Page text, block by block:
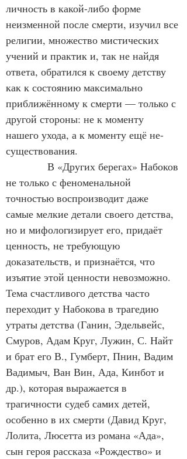
личность в какой-либо форме
неизменной после смерти, изучил все
религии, множество мистических
учений и практик и, так не найдя
ответа, обратился к своему детству
как к состоянию максимально
приближённому к смерти — только с
другой стороны: не к моменту
нашего ухода, а к моменту ещё не-
существования.
В «Других берегах» Набоков
не только с феноменальной
точностью воспроизводит даже
самые мелкие детали своего детства,
но и мифологизирует его, придаёт
ценность, не требующую
доказательств, и признаётся, что
изъятие этой ценности невозможно.
Тема счастливого детства часто
переходит у Набокова в трагедию
утраты детства (Ганин, Эдельвейс,
Смуров, Адам Круг, Лужин, С. Найт
и брат его В., Гумберт, Пнин, Вадим
Вадимыч, Ван Вин, Ада, Кинбот и
др.), которая выражается в
трагичности судеб самих детей,
особенно в их смерти (Давид Круг,
Лолита, Люсетта из романа «Ада»,
сын героя рассказа «Рождество» и